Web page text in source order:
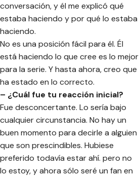
conversación, y él me explicó qué
estaba haciendo y por qué lo estaba
haciendo.
No es una posición fácil para él. Él
está haciendo lo que cree es lo mejor
para la serie. Y hasta ahora, creo que
ha estado en lo correcto.
– ¿Cuál fue tu reacción inicial?
Fue desconcertante. Lo sería bajo
cualquier circunstancia. No hay un
buen momento para decirle a alguien
que son prescindibles. Hubiese
preferido todavía estar ahí. pero no
lo estoy, y ahora sólo seré un fan en